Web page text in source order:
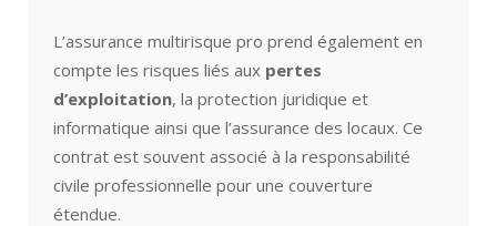
L’assurance multirisque pro prend également en
compte les risques liés aux pertes
d’exploitation, la protection juridique et
informatique ainsi que l’assurance des locaux. Ce
contrat est souvent associé à la responsabilité
civile professionnelle pour une couverture
étendue.